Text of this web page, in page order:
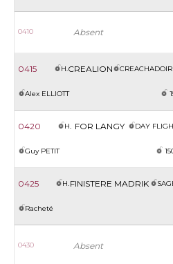
0410 Absent
0415 H.CREALION CREACHADOIR
Alex ELLIOTT
0420 H. FOR LANGY DAY
Guy PETIT
0425 H.FINISTERE MADRIK
Racheté
0430 Absent